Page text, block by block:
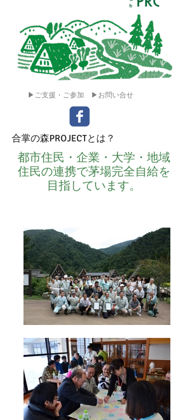
▶ご支援・ご参加 ▶お問い合せ
都市住民・企業・大学・地域
住民の連携で茅場完全自給を
目指しています。
合掌の森PROJECTとは？